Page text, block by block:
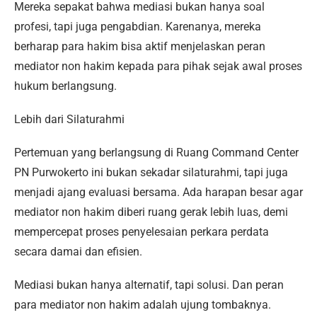
Mereka sepakat bahwa mediasi bukan hanya soal
profesi, tapi juga pengabdian. Karenanya, mereka
berharap para hakim bisa aktif menjelaskan peran
mediator non hakim kepada para pihak sejak awal proses
hukum berlangsung.
Lebih dari Silaturahmi
Pertemuan yang berlangsung di Ruang Command Center
PN Purwokerto ini bukan sekadar silaturahmi, tapi juga
menjadi ajang evaluasi bersama. Ada harapan besar agar
mediator non hakim diberi ruang gerak lebih luas, demi
mempercepat proses penyelesaian perkara perdata
secara damai dan efisien.
Mediasi bukan hanya alternatif, tapi solusi. Dan peran
para mediator non hakim adalah ujung tombaknya.